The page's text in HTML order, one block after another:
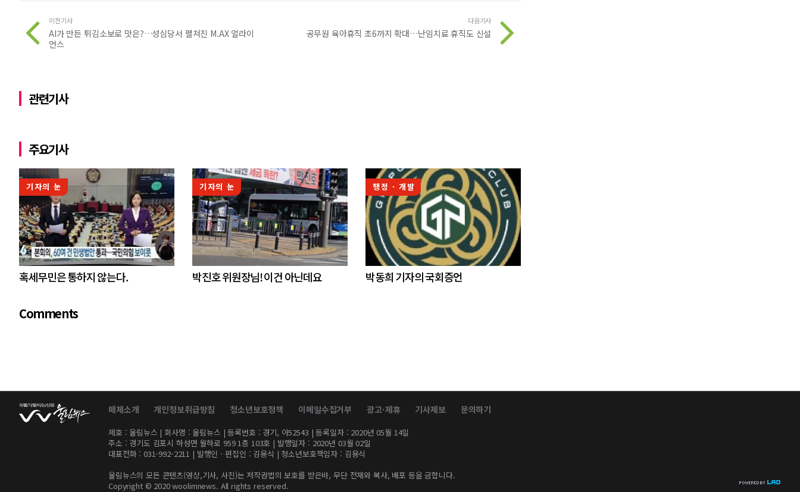
이전기사
AI가 만든 튀김소보로 맛은?…성심당서 펼쳐진 M.AX 얼라이
언스
다음기사
공무원 육아휴직 초6까지 확대…난임치료 휴직도 신설
관련기사
주요기사
기자의 눈
혹세무민은 통하지 않는다.
기자의 눈
박진호 위원장님! 이건 아닌데요
행정 · 개발
박동희 기자의 국회증언
Comments
매체소개 개인정보취급방침 청소년보호정책 이메일수집거부 광고·제휴 기사제보 문의하기
제호 : 울림뉴스 | 회사명 : 울림뉴스 | 등록번호 : 경기, 아52543 | 등록일자 : 2020년 05월 14일
주소 : 경기도 김포시 하성면 월하로 959 1층 103호 | 발행일자 : 2020년 03월 02일
대표전화 : 031-992-2211 | 발행인ㆍ편집인 : 김용식 | 청소년보호책임자 : 김용식
울림뉴스의 모든 콘텐츠(영상,기사, 사진)는 저작권법의 보호를 받은바, 무단 전재와 복사, 배포 등을 금합니다.
Copyright © 2020 woolimnews. All rights reserved.